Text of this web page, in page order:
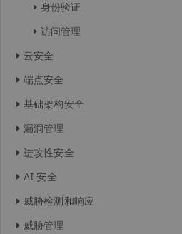
身份验证
访问管理
云安全
端点安全
基础架构安全
漏洞管理
进攻性安全
AI 安全
威胁检测和响应
威胁管理